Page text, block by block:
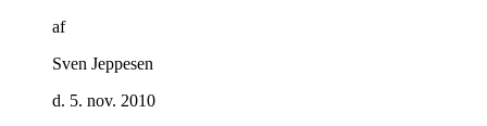
af
Sven Jeppesen
d. 5. nov. 2010